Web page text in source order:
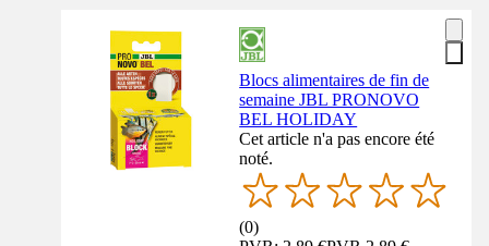
Blocs alimentaires de fin de
semaine JBL PRONOVO
BEL HOLIDAY
Cet article n'a pas encore été
noté.
(0)